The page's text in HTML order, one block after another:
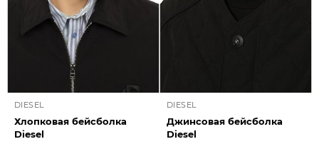
DIESEL
Хлопковая бейсболка
Diesel
DIESEL
Джинсовая бейсболка
Diesel